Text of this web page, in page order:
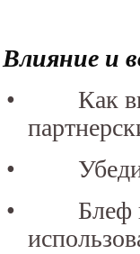
Влияние и
•
Как
•
•
Блеф